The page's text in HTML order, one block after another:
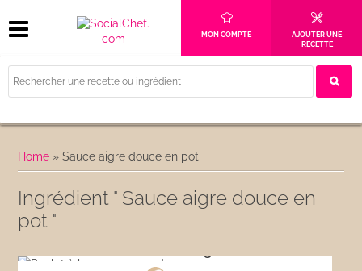
MON COMPTE
AJOUTER UNE
RECETTE
Home »Sauce aigre douce en pot
Ingrédient " Sauce aigre douce en
pot "